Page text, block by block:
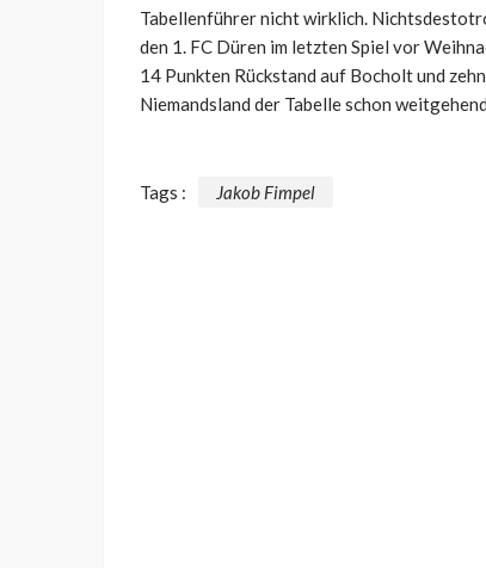
Tabellenführer nicht wirklich.
den 1. FC Düren im letzten Spiel vor
14 Punkten Rückstand auf Bocholt und
Niemandsland der Tabelle schon
Tags : Jakob Fimpel